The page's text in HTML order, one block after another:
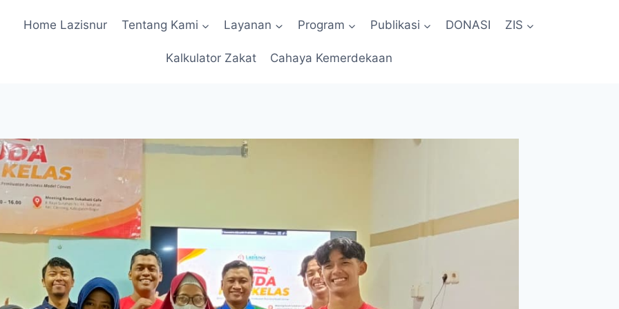
Home Lazisnur Tentang Kami Layanan Program Publikasi DONASI ZIS
Kalkulator Zakat Cahaya Kemerdekaan